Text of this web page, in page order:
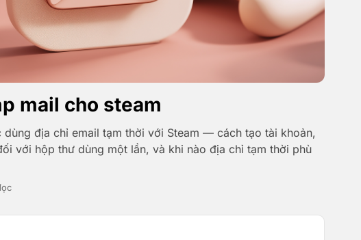
mail cho steam
địa chỉ email tạm thời với Steam — cách tạo tài khoản,
với hộp thư dùng một lần, và khi nào địa chỉ tạm thời phù